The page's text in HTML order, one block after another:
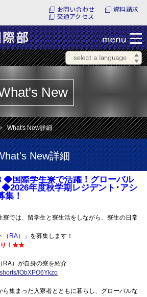
お問い合わせ
資料請求
交通アクセス
New
What's New詳細
New詳細
◆国際学生寮で活躍！グローバル
年度秋学期レジデント･アシ
集！
寮では、留学生と寮生活をしながら、寮生の日常
RA）」 を募集します！
り！★★
RA）が自身の寮を紹介
IObXPO6Ykzo
集まった入寮者とともに暮らし、グローバルな